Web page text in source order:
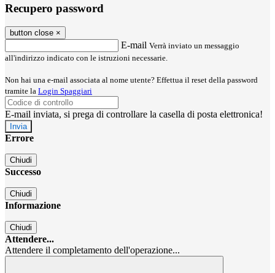
Recupero password
button close ×
E-mail Verrà inviato un messaggio
all'indirizzo indicato con le istruzioni necessarie.
Non hai una e-mail associata al nome utente? Effettua il reset della password
tramite la Login Spaggiari
E-mail inviata, si prega di controllare la casella di posta elettronica!
Errore
Chiudi
Successo
Chiudi
Informazione
Chiudi
Attendere...
Attendere il completamento dell'operazione...